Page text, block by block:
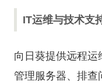
IT运维与技术支
向日葵提供远程运
管理服务器、排查